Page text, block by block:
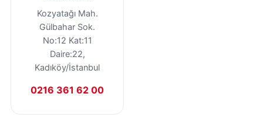
Kozyatağı Mah.
Gülbahar Sok.
No:12 Kat:11
Daire:22,
Kadıköy/İstanbul
0216 361 62 00